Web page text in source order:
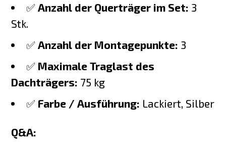
✅ Anzahl der Querträger im Set: 3
Stk.
✅ Anzahl der Montagepunkte: 3
✅ Maximale Traglast des
Dachträgers: 75 kg
✅ Farbe / Ausführung: Lackiert, Silber
Q&A: